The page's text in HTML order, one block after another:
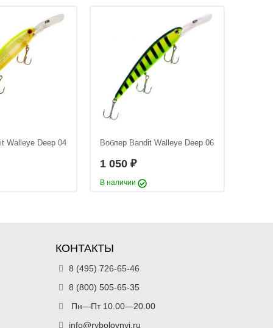
Walleye Deep 04 Воблер Bandit Walleye Deep 06
1 050 ₽
В наличии
КОНТАКТЫ
8 (495) 726-65-46
8 (800) 505-65-35
Пн—Пт 10.00—20.00
info@rybolovnyi.ru